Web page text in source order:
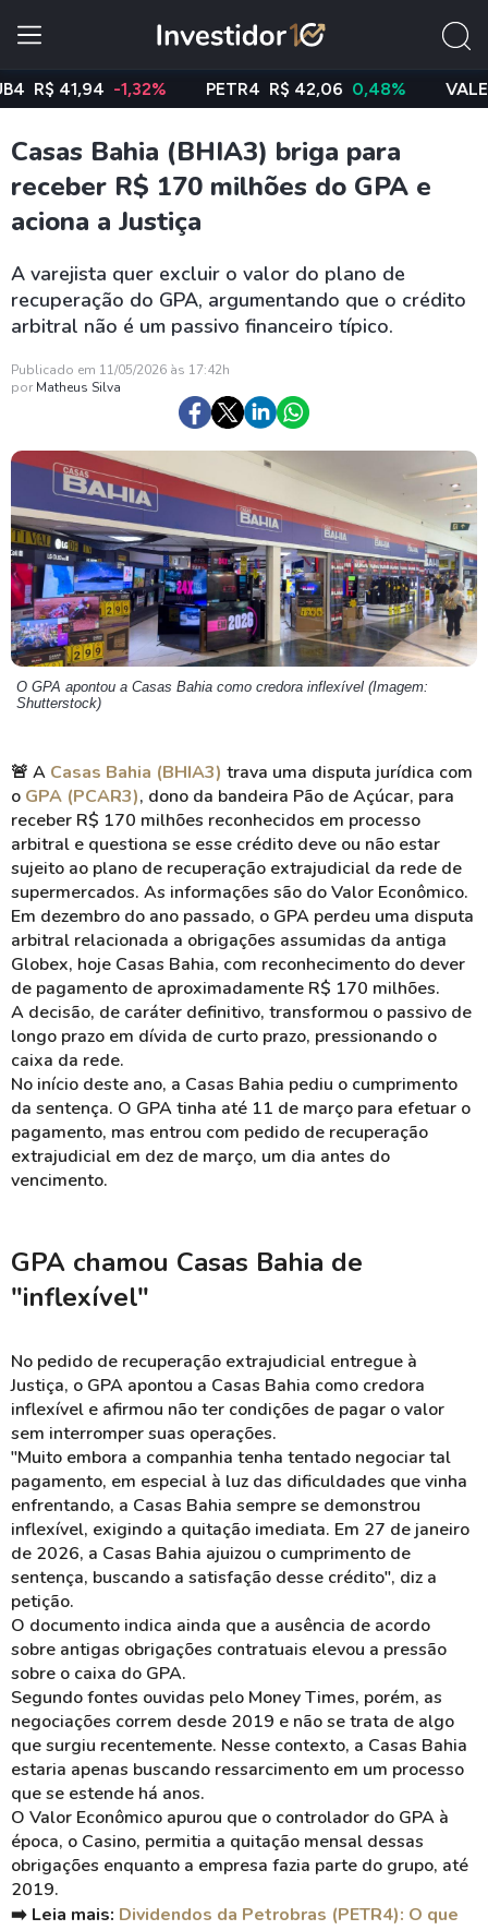
41,94 -1,32% PETR4 R$ 42,06 0,48% VALE3 R$
Casas Bahia (BHIA3) briga para
receber R$ 170 milhões do GPA e
aciona a Justiça
A varejista quer excluir o valor do plano de
recuperação do GPA, argumentando que o crédito
arbitral não é um passivo financeiro típico.
Publicado em 11/05/2026 às 17:42h
por Matheus Silva
O GPA apontou a Casas Bahia como credora inflexível (Imagem:
Shutterstock)
🚨 A Casas Bahia (BHIA3) trava uma disputa jurídica com
o GPA (PCAR3), dono da bandeira Pão de Açúcar, para
receber R$ 170 milhões reconhecidos em processo
arbitral e questiona se esse crédito deve ou não estar
sujeito ao plano de recuperação extrajudicial da rede de
supermercados. As informações são do Valor Econômico.
Em dezembro do ano passado, o GPA perdeu uma disputa
arbitral relacionada a obrigações assumidas da antiga
Globex, hoje Casas Bahia, com reconhecimento do dever
de pagamento de aproximadamente R$ 170 milhões.
A decisão, de caráter definitivo, transformou o passivo de
longo prazo em dívida de curto prazo, pressionando o
caixa da rede.
No início deste ano, a Casas Bahia pediu o cumprimento
da sentença. O GPA tinha até 11 de março para efetuar o
pagamento, mas entrou com pedido de recuperação
extrajudicial em dez de março, um dia antes do
vencimento.
GPA chamou Casas Bahia de
"inflexível"
No pedido de recuperação extrajudicial entregue à
Justiça, o GPA apontou a Casas Bahia como credora
inflexível e afirmou não ter condições de pagar o valor
sem interromper suas operações.
"Muito embora a companhia tenha tentado negociar tal
pagamento, em especial à luz das dificuldades que vinha
enfrentando, a Casas Bahia sempre se demonstrou
inflexível, exigindo a quitação imediata. Em 27 de janeiro
de 2026, a Casas Bahia ajuizou o cumprimento de
sentença, buscando a satisfação desse crédito", diz a
petição.
O documento indica ainda que a ausência de acordo
sobre antigas obrigações contratuais elevou a pressão
sobre o caixa do GPA.
Segundo fontes ouvidas pelo Money Times, porém, as
negociações correm desde 2019 e não se trata de algo
que surgiu recentemente. Nesse contexto, a Casas Bahia
estaria apenas buscando ressarcimento em um processo
que se estende há anos.
O Valor Econômico apurou que o controlador do GPA à
época, o Casino, permitia a quitação mensal dessas
obrigações enquanto a empresa fazia parte do grupo, até
2019.
➡️ Leia mais: Dividendos da Petrobras (PETR4): O que